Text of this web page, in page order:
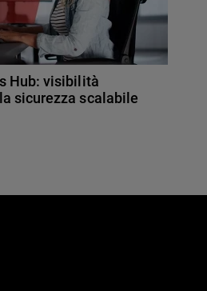
Hub: visibilità
sicurezza scalabile